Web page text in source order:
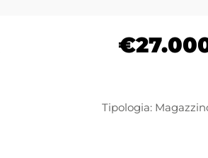
Tipologia: